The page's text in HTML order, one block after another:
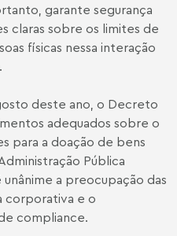
garante segurança
claras sobre os limites de
físicas nessa interação
deste ano, o Decreto
adequados sobre o
para a doação de bens
Pública
a preocupação das
corporativa e o
compliance.